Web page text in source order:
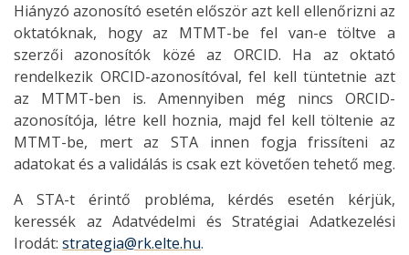
Hiányzó azonosító esetén először azt kell ellenőrizni az
oktatóknak, hogy az MTMT-be fel van-e töltve a
szerzői azonosítók közé az ORCID. Ha az oktató
rendelkezik ORCID-azonosítóval, fel kell tüntetnie azt
az MTMT-ben is. Amennyiben még nincs ORCID-
azonosítója, létre kell hoznia, majd fel kell töltenie az
MTMT-be, mert az STA innen fogja frissíteni az
adatokat és a validálás is csak ezt követően tehető meg.
A STA-t érintő probléma, kérdés esetén kérjük,
keressék az Adatvédelmi és Stratégiai Adatkezelési
Irodát: strategia@rk.elte.hu.